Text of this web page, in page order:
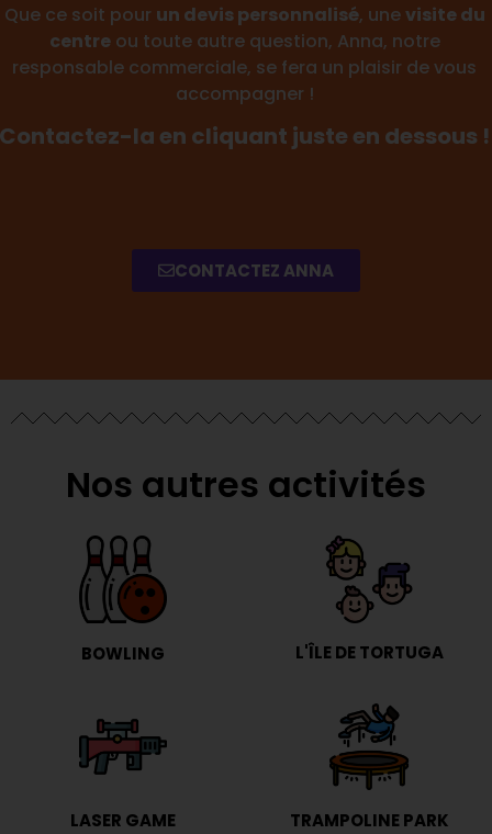
Que ce soit pour un devis personnalisé, unevisite du
centreou toute autre question, Anna, notre
responsable commerciale, se fera un plaisir de vous
accompagner !
Contactez-la en cliquant juste en dessous !
CONTACTEZ ANNA
Nos autres activités
BOWLING L'ÎLE DE TORTUGA
LASER GAME TRAMPOLINE PARK